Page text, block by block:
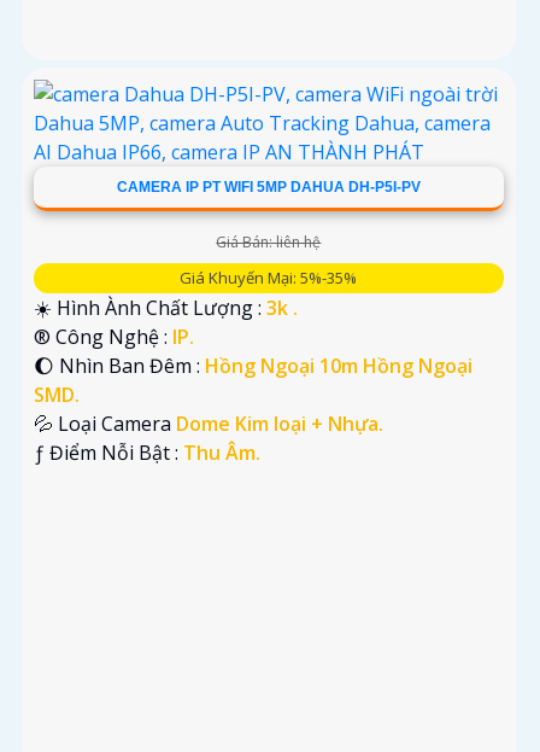
CAMERA IP PT WIFI 5MP DAHUA DH-P5I-PV
Giá Bán: liên hệ
Giá Khuyến Mại: 5%-35%
☀️ Hình Ành Chất Lượng : 3k .
®️ Công Nghệ : IP.
🌔 Nhìn Ban Đêm : Hồng Ngoại 10m Hồng Ngoại
SMD.
💦 Loại Camera Dome Kim loại + Nhựa.
️ƒ Điểm Nỗi Bật : Thu Âm.